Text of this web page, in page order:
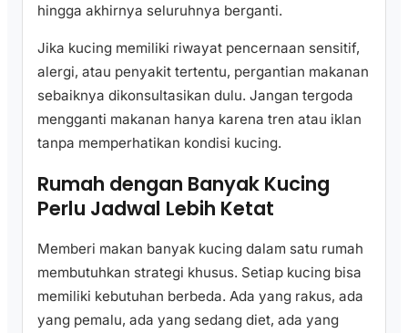
hingga akhirnya seluruhnya berganti.
Jika kucing memiliki riwayat pencernaan sensitif,
alergi, atau penyakit tertentu, pergantian makanan
sebaiknya dikonsultasikan dulu. Jangan tergoda
mengganti makanan hanya karena tren atau iklan
tanpa memperhatikan kondisi kucing.
Rumah dengan Banyak Kucing
Perlu Jadwal Lebih Ketat
Memberi makan banyak kucing dalam satu rumah
membutuhkan strategi khusus. Setiap kucing bisa
memiliki kebutuhan berbeda. Ada yang rakus, ada
yang pemalu, ada yang sedang diet, ada yang